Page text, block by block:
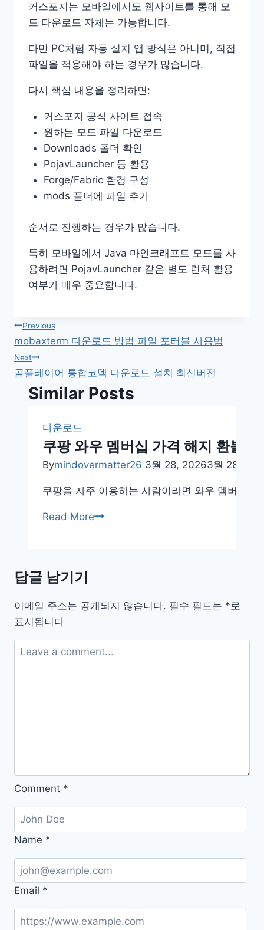
커스포지는 모바일에서도 웹사이트를 통해 모
드 다운로드 자체는 가능합니다.
다만 PC처럼 자동 설치 앱 방식은 아니며, 직접
파일을 적용해야 하는 경우가 많습니다.
다시 핵심 내용을 정리하면:
커스포지 공식 사이트 접속
원하는 모드 파일 다운로드
Downloads 폴더 확인
PojavLauncher 등 활용
Forge/Fabric 환경 구성
mods 폴더에 파일 추가
순서로 진행하는 경우가 많습니다.
특히 모바일에서 Java 마인크래프트 모드를 사
용하려면 PojavLauncher 같은 별도 런처 활용
여부가 매우 중요합니다.
글
탐
색
Previous
mobaxterm 다운로드 방법 파일 포터블 사용법
Next
곰플레이어 통합코덱 다운로드 설치 최신버전
Similar Posts
다운로드
쿠팡 와우 멤버십 가격 해지 환불
Bymindovermatter26 3월 28, 20263월 28,
쿠팡을 자주 이용하는 사람이라면 와우 멤버십
Read More쿠
십
격
해
답글 남기기
이메일 주소는 공개되지 않습니다. 필수 필드는 * 로
표시됩니다
Comment *
Name *
Email *